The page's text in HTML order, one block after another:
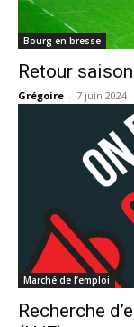
Bourg en bresse
Retour
Grégoire - 7 juin 2024
Marché de l’emploi
Recherche